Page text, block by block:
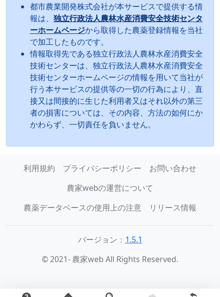
都市農業開発株式会社が本サービスで提供する情
報は、 独立行政法人農林水産消費安全技術センタ
ーホームページから取得した農薬登録情報を当社
で加工したものです。
情報取得先である独立行政法人農林水産消費安全
技術センターは、独立行政法人農林水産消費安全
技術センターホームページの情報を用いて当社が
行う本サービスの提供等の一切の行為により、直
接又は間接的に生じた利用者又はそれ以外の第三
者の損害については、その内容、方法の如何にか
かわらず、一切責任を負いません。
利用規約 プライバシーポリシー
お問い合わせ
農家webの運営について
農薬データベースの使用上の注意
リリース情報
バージョン： 1.5.1
© 2021- 農家web All Rights Reserved.